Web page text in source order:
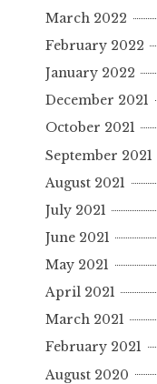
March 2022
February 2022
January 2022
December 2021
October 2021
September 2021
August 2021
July 2021
June 2021
May 2021
April 2021
March 2021
February 2021
August 2020